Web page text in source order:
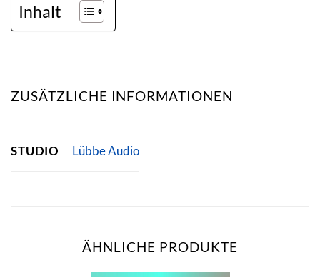
Inhalt
ZUSÄTZLICHE INFORMATIONEN
STUDIO Lübbe Audio
ÄHNLICHE PRODUKTE